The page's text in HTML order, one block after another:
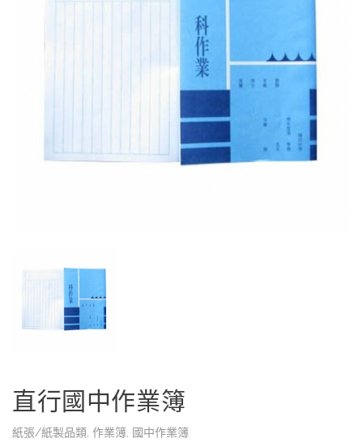
直行國中作業簿
紙張/紙製品類, 作業簿, 國中作業簿